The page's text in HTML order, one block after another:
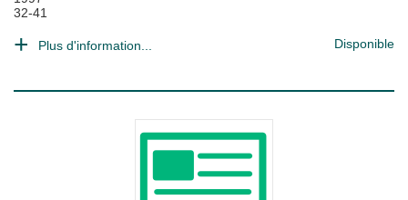
32-41
Plus d'information... Disponible